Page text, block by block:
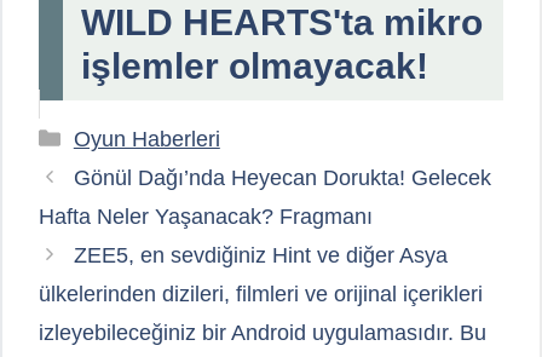
WILD HEARTS'ta mikro
işlemler olmayacak!
Kategoriler
Oyun Haberleri
Gönül Dağı’nda Heyecan Dorukta! Gelecek
Hafta Neler Yaşanacak? Fragmanı
ZEE5, en sevdiğiniz Hint ve diğer Asya
ülkelerinden dizileri, filmleri ve orijinal içerikleri
izleyebileceğiniz bir Android uygulamasıdır. Bu